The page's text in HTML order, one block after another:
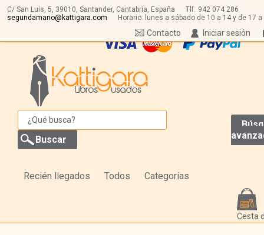
C/ San Luis, 5, 39010, Santander, Cantabria, España Tlf: 942 074 286
segundamano@kattigara.com
Horario: lunes a sábado de 10 a 14 y de 17 a
Iniciar sesión
Contacto
Recién llegados Todos Categorías
Cesta